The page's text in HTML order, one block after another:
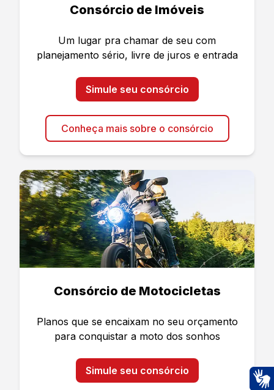
Consórcio de Imóveis
Um lugar pra chamar de seu com
planejamento sério, livre de juros e entrada
Simule seu consórcio
Conheça mais sobre o consórcio
Consórcio de Motocicletas
Planos que se encaixam no seu orçamento
para conquistar a moto dos sonhos
Simule seu consórcio